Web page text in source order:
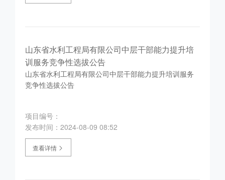
山东省水利工程局有限公司中层干部能力提升培
训服务竞争性选拔公告
山东省水利工程局有限公司中层干部能力提升培训服务
竞争性选拔公告
项目编号：
发布时间：2024-08-09 08:52
查看详情